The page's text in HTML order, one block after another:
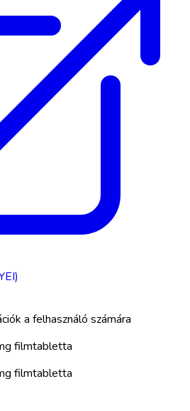
a felhasználó számára
filmtabletta
filmtabletta